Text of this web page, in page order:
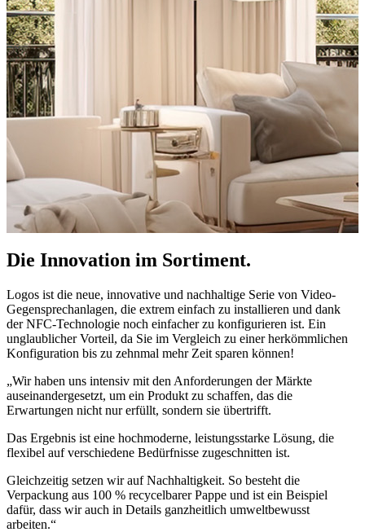
Die Innovation im Sortiment.
Logos ist die neue, innovative und nachhaltige Serie von Video-
Gegensprechanlagen, die extrem einfach zu installieren und dank
derNFC-Technologie noch einfacher zu konfigurieren ist. Ein
unglaublicher Vorteil, da Sie im Vergleich zu einer herkömmlichen
Konfiguration bis zu zehnmal mehr Zeit sparen können!
„Wir haben uns intensiv mit den Anforderungen der Märkte
auseinandergesetzt, um ein Produkt zu schaffen, das die
Erwartungen nicht nur erfüllt, sondern sie übertrifft.
Das Ergebnis ist eine hochmoderne, leistungsstarke Lösung, die
flexibel auf verschiedene Bedürfnisse zugeschnitten ist.
Gleichzeitig setzen wir auf Nachhaltigkeit. So besteht die
Verpackung aus 100 % recycelbarer Pappe und ist ein Beispiel
dafür, dass wir auch in Details ganzheitlich umweltbewusst
arbeiten.“